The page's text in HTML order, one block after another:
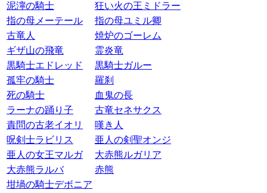
泥濘の騎士
狂い火の王ミドラー
指の母メーテール
指の母ユミル卿
古竜人
焼炉のゴーレム
ギザ山の飛竜
霊炎竜
黒騎士エドレッド
黒騎士ガルー
孤牢の騎士
羅刹
死の騎士
血鬼の長
ラーナの踊り子
古竜セネサクス
責問の古老イオリ
嘆き人
呪剣士ラビリス
亜人の剣聖オンジ
亜人の女王マルガ
大赤熊ルガリア
大赤熊ラルバ
赤熊
坩堝の騎士デボニア